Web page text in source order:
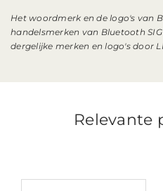
Het woordmerk en de logo's van
handelsmerken van Bluetooth
dergelijke merken en logo's door
Relevante